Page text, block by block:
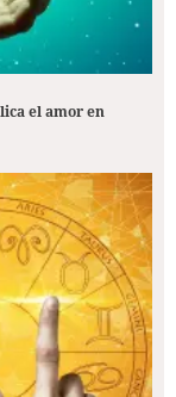
el amor en